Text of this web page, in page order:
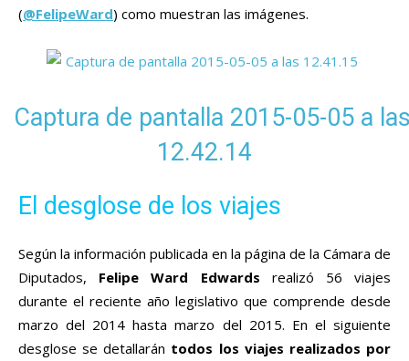
(@FelipeWard) como muestran las imágenes.
El desglose de los viajes
Según la información publicada en la página de la Cámara de
Diputados, Felipe Ward Edwards realizó 56 viajes
durante el reciente año legislativo que comprende desde
marzo del 2014 hasta marzo del 2015. En el siguiente
desglose se detallarán todos los viajes realizados por